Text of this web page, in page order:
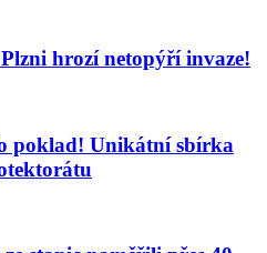
hrozí netopýří invaze!
poklad! Unikátní sbírka